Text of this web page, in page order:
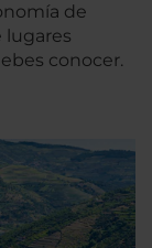
de
lugares
conocer.